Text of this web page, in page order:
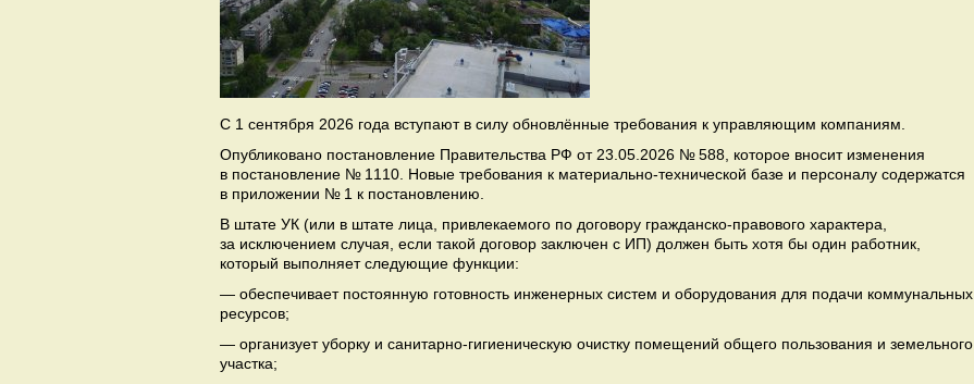
С 1 сентября 2026 года вступают в силу обновлённые требования к управляющим компаниям.
Опубликовано постановление Правительства РФ от 23.05.2026 № 588, которое вносит изменения
в постановление № 1110. Новые требования к материально‑технической базе и персоналу содержатся
в приложении № 1 к постановлению.
В штате УК (или в штате лица, привлекаемого по договору гражданско-правового характера,
за исключением случая, если такой договор заключен с ИП) должен быть хотя бы один работник,
который выполняет следующие функции:
— обеспечивает постоянную готовность инженерных систем и оборудования для подачи коммунальных
ресурсов;
— организует уборку и санитарно-гигиеническую очистку помещений общего пользования и земельного
участка;